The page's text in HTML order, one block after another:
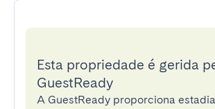
Esta propriedade é gerida
GuestReady
A GuestReady proporciona